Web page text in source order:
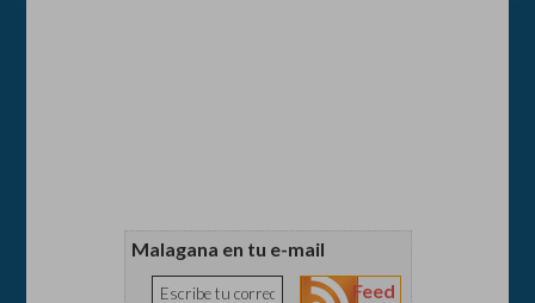
Malagana en tu e-mail
Feed